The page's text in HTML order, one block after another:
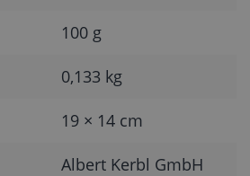
100 g
0,133 kg
19 × 14 cm
Albert Kerbl GmbH